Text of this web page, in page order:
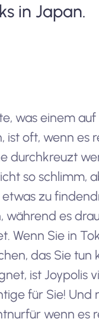
eSIM
in Japan.
was einem auf
ist oft, wenn es
durchkreuzt
so schlimm,
zu finden
während es
Wenn Sie in
das Sie tun
ist Joypolis
für Sie! Und
nurfür wenn es